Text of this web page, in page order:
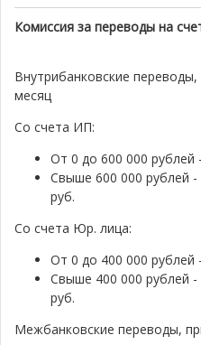
Комиссия за переводы на
Внутрибанковские
месяц
Со счета ИП:
От 0 до 600 000 рублей
Свыше 600 000 рублей
руб.
Со счета Юр. лица:
От 0 до 400 000 рублей
Свыше 400 000 рублей
руб.
Межбанковские переводы,